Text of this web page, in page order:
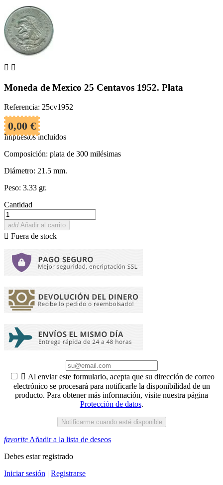
 
Moneda de Mexico 25 Centavos 1952. Plata
Referencia: 25cv1952
0,00 €
Impuestos incluidos
Composición: plata de 300 milésimas
Diámetro: 21.5 mm.
Peso: 3.33 gr.
Cantidad
add Añadir al carrito
 Fuera de stock
 Al enviar este formulario, acepta que su dirección de correo
electrónico se procesará para notificarle la disponibilidad de un
producto. Para obtener más información, visite nuestra página
Protección de datos.
Notificarme cuando esté disponible
favorite Añadir a la lista de deseos
Debes estar registrado
Iniciar sesión | Registrarse